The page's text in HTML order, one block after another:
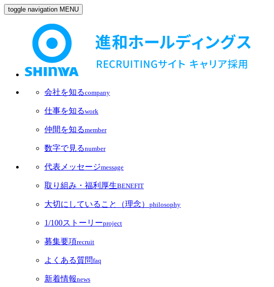
toggle navigation MENU
会社を知るcompany
仕事を知るwork
仲間を知るmember
数字で見るnumber
代表メッセージmessage
取り組み・福利厚生BENEFIT
大切にしていること（理念） philosophy
1/100ストーリーproject
募集要項recruit
よくある質問faq
新着情報news